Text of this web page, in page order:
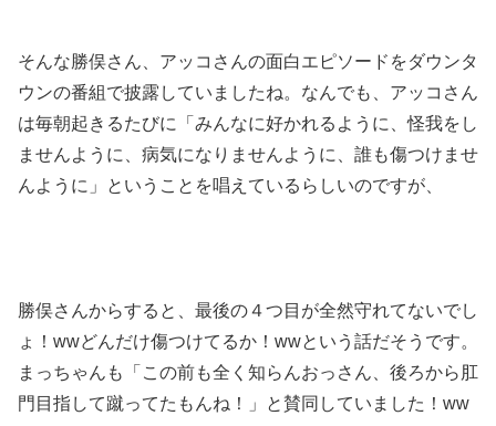
そんな勝俣さん、アッコさんの面白エピソードをダウンタ
ウンの番組で披露していましたね。なんでも、アッコさん
は毎朝起きるたびに「みんなに好かれるように、怪我をし
ませんように、病気になりませんように、誰も傷つけませ
んように」ということを唱えているらしいのですが、
勝俣さんからすると、最後の４つ目が全然守れてないでし
ょ！wwどんだけ傷つけてるか！wwという話だそうです。
まっちゃんも「この前も全く知らんおっさん、後ろから肛
門目指して蹴ってたもんね！」と賛同していました！ww